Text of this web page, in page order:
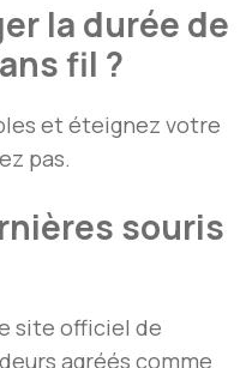
la durée de
fil ?
et éteignez votre
pas.
souris
site officiel de
agréés comme